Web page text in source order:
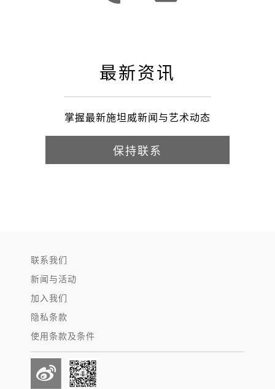
最新资讯
掌握最新施坦威新闻与艺术动态
保持联系
联系我们
新闻与活动
加入我们
隐私条款
使用条款及条件